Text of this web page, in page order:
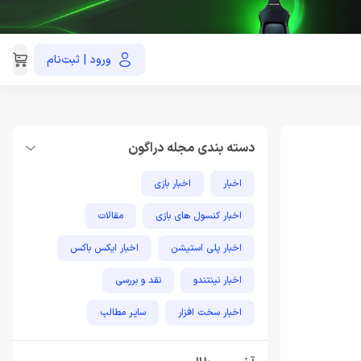
ورود | ثبت‌نام021-91035390
دسته بندی مجله دراگون
اخبار اخبار بازی
اخبار کنسول های بازی مقالات
اخبار پلی استیشن اخبار ایکس باکس
اخبار نینتندو نقد و بررسی
اخبار سخت افزار سایر مطالب
مطالب آموزشی پلی استیشن اخبار فناوری